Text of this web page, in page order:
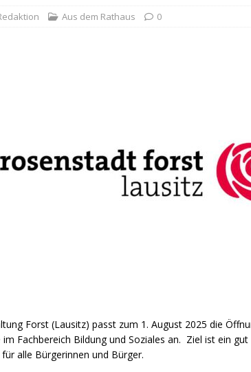
Aus dem Rathaus 0
Forst (Lausitz) passt zum 1. August 2025 die
Fachbereich Bildung und Soziales an. Ziel ist ein
alle Bürgerinnen und Bürger.